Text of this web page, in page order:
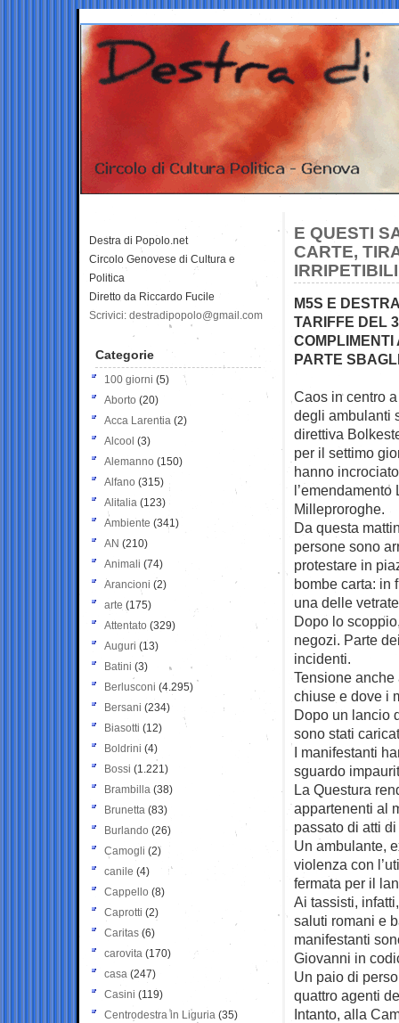
E QUESTI
CARTE,
M5S E
TARIFFE DEL
PARTE
Caos in centro
degli ambulanti
direttiva
per il settimo
hanno
Milleproroghe.
Da questa
persone sono
protestare in
bombe carta: in
una delle
Dopo lo
negozi. Parte
incidenti.
Tensione
chiuse e dove i
Dopo un lancio
sono stati
I manifestanti
sguardo
La Questura
appartenenti al
passato di atti
Un ambulante,
violenza con
fermata per il
Ai tassisti,
saluti romani e
manifestanti
Giovanni in
Un paio di
quattro agenti
Intanto, alla
Destra di Popolo.net
Circolo Genovese di Cultura e
Politica
Diretto da Riccardo Fucile
Scrivici: destradipopolo@gmail.com
Categorie
100 giorni (5)
Aborto (20)
Acca Larentia (2)
Alcool (3)
Alemanno (150)
Alfano (315)
Alitalia (123)
Ambiente (341)
AN (210)
Animali (74)
Arancioni (2)
arte (175)
Attentato (329)
Auguri (13)
Batini (3)
Berlusconi (4.295)
Bersani (234)
Biasotti (12)
Boldrini (4)
Bossi (1.221)
Brambilla (38)
Brunetta (83)
Burlando (26)
Camogli (2)
canile (4)
Cappello (8)
Caprotti (2)
Caritas (6)
carovita (170)
casa (247)
Casini (119)
Centrodestra in Liguria (35)